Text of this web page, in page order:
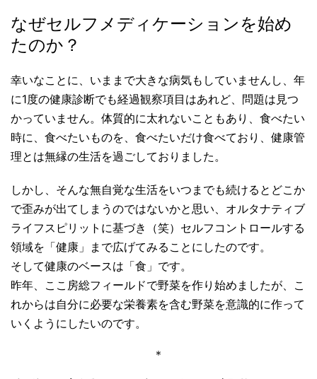
なぜセルフメディケーションを始め
たのか？
幸いなことに、いままで大きな病気もしていませんし、年
に1度の健康診断でも経過観察項目はあれど、問題は見つ
かっていません。体質的に太れないこともあり、食べたい
時に、食べたいものを、食べたいだけ食べており、健康管
理とは無縁の生活を過ごしておりました。
しかし、そんな無自覚な生活をいつまでも続けるとどこか
で歪みが出てしまうのではないかと思い、オルタナティブ
ライフスピリットに基づき（笑）セルフコントロールする
領域を「健康」まで広げてみることにしたのです。
そして健康のベースは「食」です。
昨年、ここ房総フィールドで野菜を作り始めましたが、こ
れからは自分に必要な栄養素を含む野菜を意識的に作って
いくようにしたいのです。
＊